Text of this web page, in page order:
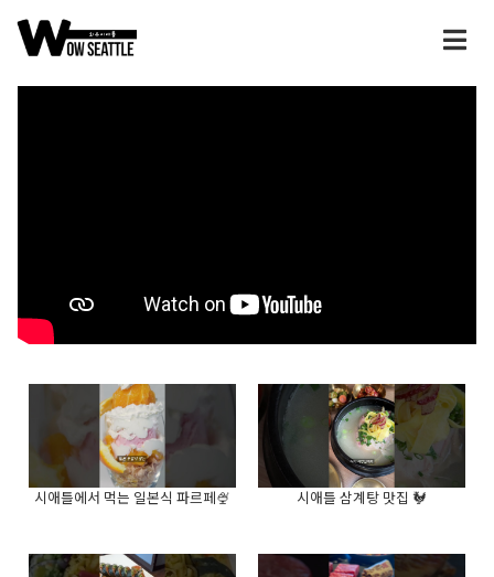
시애틀에서 먹는 일본식 파르페🍨 시애틀 삼계탕 맛집 🐓